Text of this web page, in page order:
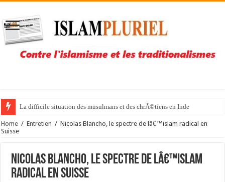
La difficile situation des musulmans et des chrÃ©tiens en Inde
Home / Entretien / Nicolas Blancho, le spectre de lâ€™islam radical en
Suisse
Nicolas Blancho, le spectre de lâ€™islam
radical en Suisse